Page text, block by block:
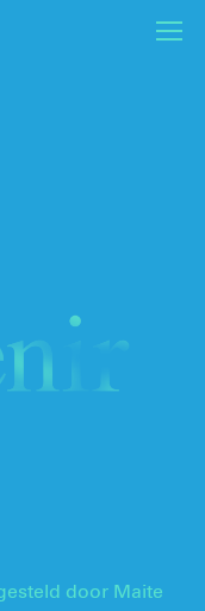
door Maite